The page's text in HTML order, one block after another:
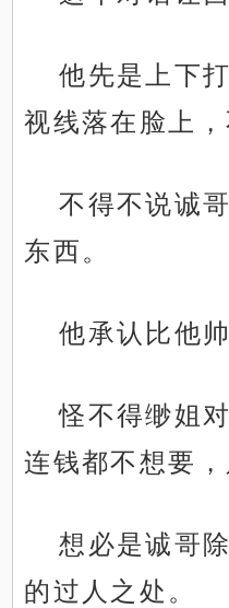
他先是上下
视线落在脸上，
不得不说诚
东西。
他承认比他
怪不得缈姐
连钱都不想要，
想必是诚哥
的过人之处。